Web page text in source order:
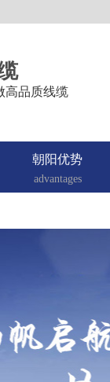
高品质线缆
朝阳优势
advantages